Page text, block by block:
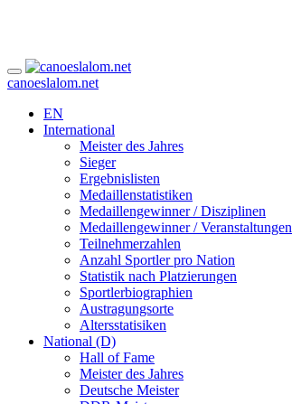
canoeslalom.net
EN
International
Meister des Jahres
Sieger
Ergebnislisten
Medaillenstatistiken
Medaillengewinner / Disziplinen
Medaillengewinner / Veranstaltungen
Teilnehmerzahlen
Anzahl Sportler pro Nation
Statistik nach Platzierungen
Sportlerbiographien
Austragungsorte
Altersstatisiken
National (D)
Hall of Fame
Meister des Jahres
Deutsche Meister